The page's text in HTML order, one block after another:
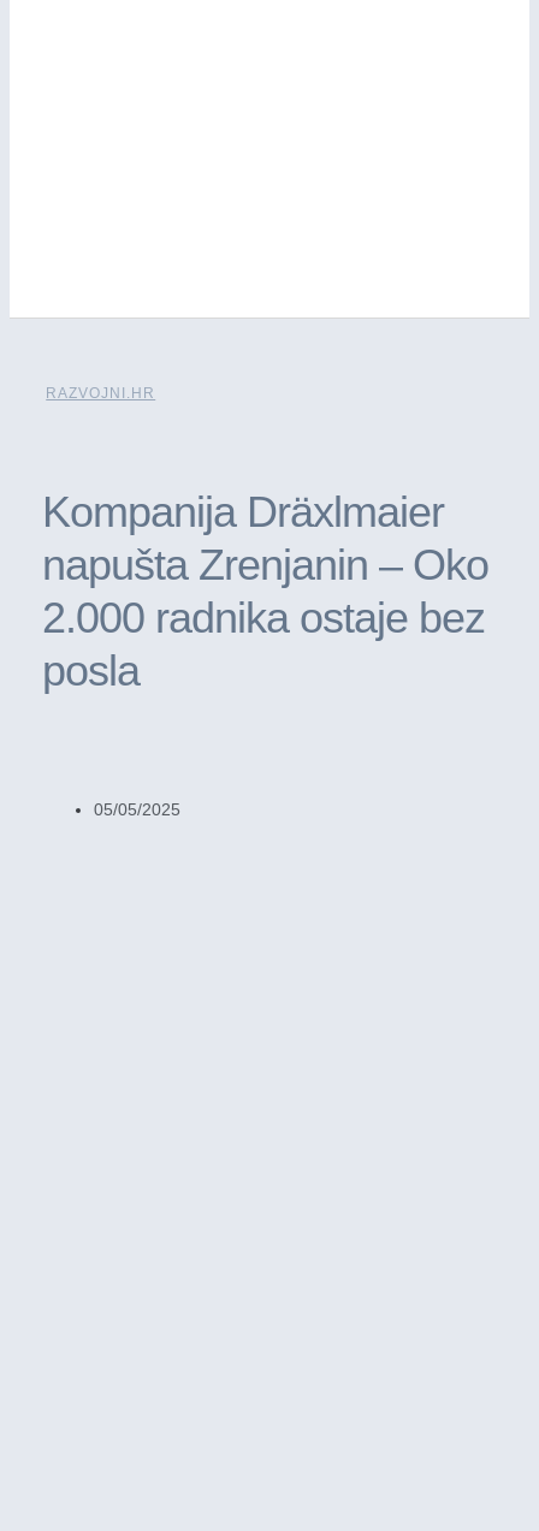
RAZVOJNI.HR
Kompanija Dräxlmaier
napušta Zrenjanin – Oko
2.000 radnika ostaje bez
posla
05/05/2025